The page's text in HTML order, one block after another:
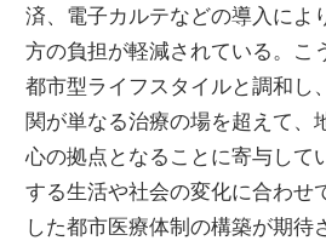
済、電子カルテなどの導入によ
方の負担が軽減されている。こ
都市型ライフスタイルと調和し
関が単なる治療の場を超えて、
心の拠点となることに寄与して
する生活や社会の変化に合わせ
した都市医療体制の構築が期待